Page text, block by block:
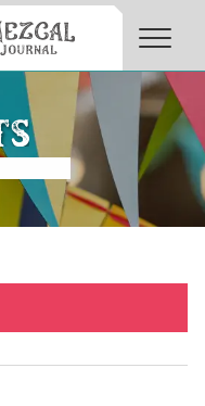
About Tequila Journal
What’s Tequila